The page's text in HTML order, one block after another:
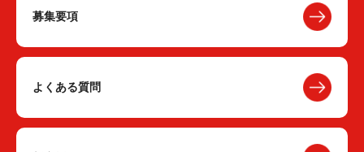
募集要項
よくある質問